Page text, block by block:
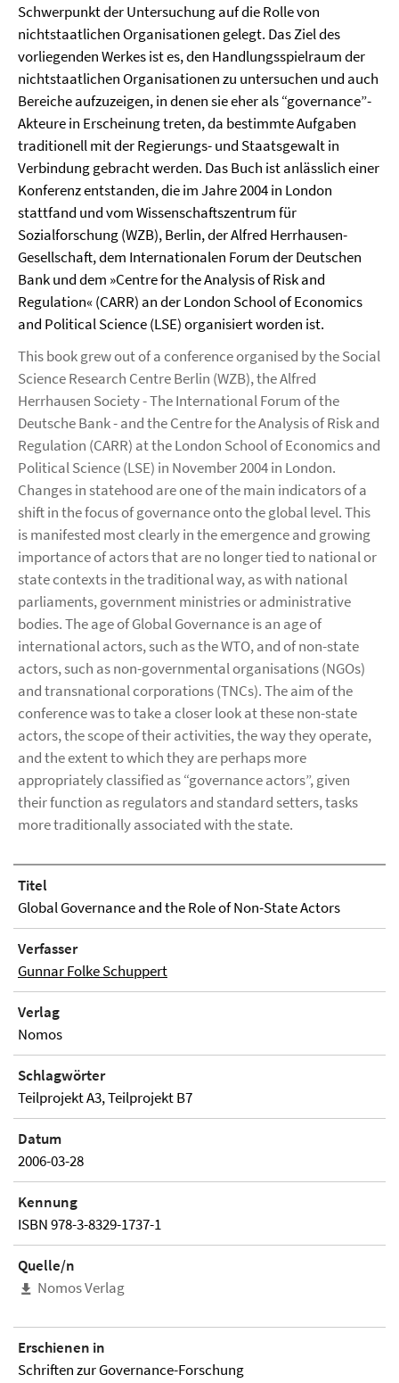
Schwerpunkt der Untersuchung auf die Rolle von
nichtstaatlichen Organisationen gelegt. Das Ziel des
vorliegenden Werkes ist es, den Handlungsspielraum der
nichtstaatlichen Organisationen zu untersuchen und auch
Bereiche aufzuzeigen, in denen sie eher als “governance”-
Akteure in Erscheinung treten, da bestimmte Aufgaben
traditionell mit der Regierungs- und Staatsgewalt in
Verbindung gebracht werden. Das Buch ist anlässlich einer
Konferenz entstanden, die im Jahre 2004 in London
stattfand und vom Wissenschaftszentrum für
Sozialforschung (WZB), Berlin, der Alfred Herrhausen-
Gesellschaft, dem Internationalen Forum der Deutschen
Bank und dem »Centre for the Analysis of Risk and
Regulation« (CARR) an der London School of Economics
and Political Science (LSE) organisiert worden ist.
This book grew out of a conference organised by the Social
Science Research Centre Berlin (WZB), the Alfred
Herrhausen Society - The International Forum of the
Deutsche Bank - and the Centre for the Analysis of Risk and
Regulation (CARR) at the London School of Economics and
Political Science (LSE) in November 2004 in London.
Changes in statehood are one of the main indicators of a
shift in the focus of governance onto the global level. This
is manifested most clearly in the emergence and growing
importance of actors that are no longer tied to national or
state contexts in the traditional way, as with national
parliaments, government ministries or administrative
bodies. The age of Global Governance is an age of
international actors, such as the WTO, and of non-state
actors, such as non-governmental organisations (NGOs)
and transnational corporations (TNCs). The aim of the
conference was to take a closer look at these non-state
actors, the scope of their activities, the way they operate,
and the extent to which they are perhaps more
appropriately classified as “governance actors”, given
their function as regulators and standard setters, tasks
more traditionally associated with the state.
Titel
Global Governance and the Role of Non-State Actors
Verfasser
Gunnar Folke Schuppert
Verlag
Nomos
Schlagwörter
Teilprojekt A3, Teilprojekt B7
Datum
2006-03-28
Kennung
ISBN 978-3-8329-1737-1
Quelle/n
Nomos Verlag
Erschienen in
Schriften zur Governance-Forschung